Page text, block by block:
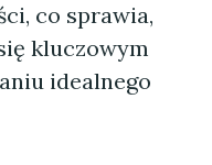
co sprawia,
kluczowym
idealnego